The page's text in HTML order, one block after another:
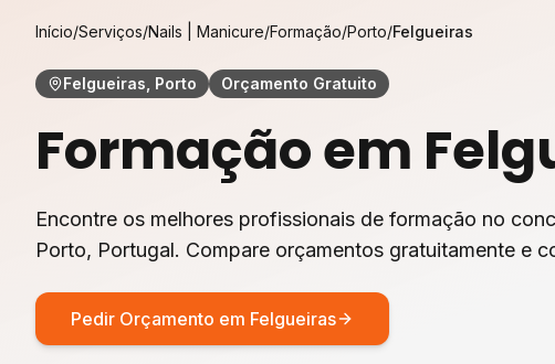
Início/Serviços/Nails | Manicure/Formação/Porto/Felgueiras
Felgueiras, Porto Orçamento Gratuito
Formaçãoem
Encontre os melhores profissionais de formação no
Porto, Portugal. Compare orçamentos gratuitamente e
Pedir Orçamento em Felgueiras